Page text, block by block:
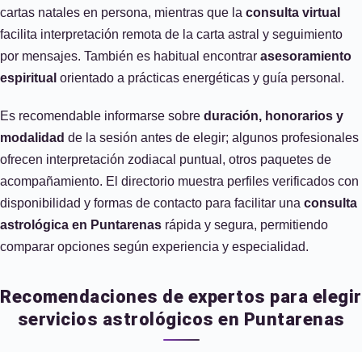
cartas natales en persona, mientras que la consulta virtual
facilita interpretación remota de la carta astral y seguimiento
por mensajes. También es habitual encontrar asesoramiento
espiritual orientado a prácticas energéticas y guía personal.
Es recomendable informarse sobre duración, honorarios y
modalidad de la sesión antes de elegir; algunos profesionales
ofrecen interpretación zodiacal puntual, otros paquetes de
acompañamiento. El directorio muestra perfiles verificados con
disponibilidad y formas de contacto para facilitar una consulta
astrológica en Puntarenas rápida y segura, permitiendo
comparar opciones según experiencia y especialidad.
Recomendaciones de expertos para elegir
servicios astrológicos en Puntarenas